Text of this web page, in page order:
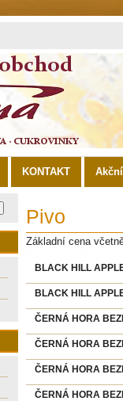
KONTAKT
Pivo
Základní cena
BLACK HILL
BLACK HILL
ČERNÁ HORA
ČERNÁ HORA
ČERNÁ HORA
ČERNÁ HORA